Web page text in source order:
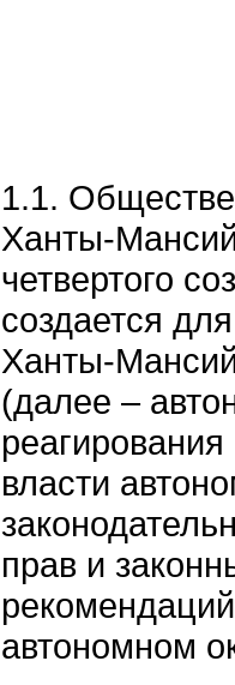
1.1.
Ханты-
четвертого
создается
Ханты-
(далее –
реагирования
власти
прав и
автономном